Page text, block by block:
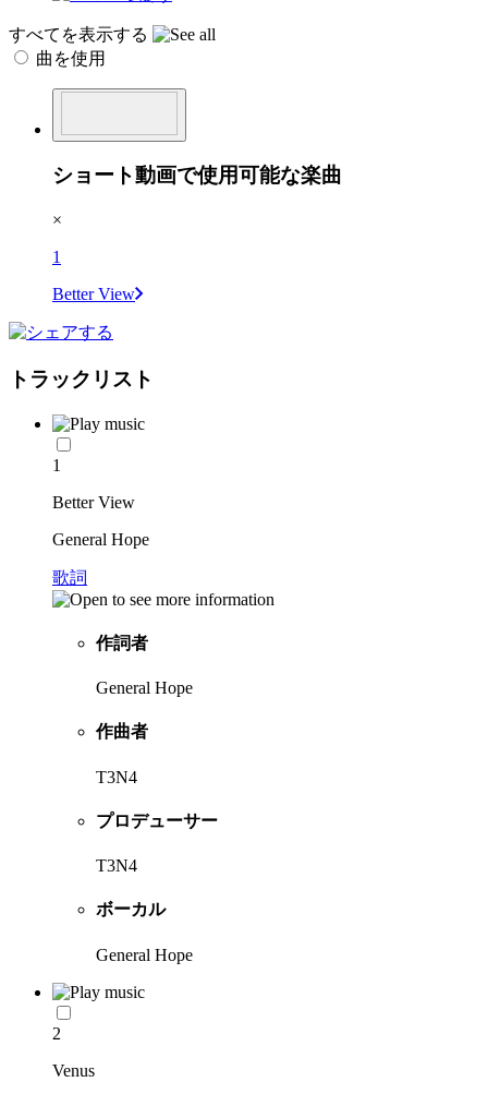
すべてを表示する
曲を使用
ショート動画で使用可能な楽曲
×
1
Better View
トラックリスト
1
Better View
General Hope
歌詞
作詞者
General Hope
作曲者
T3N4
プロデューサー
T3N4
ボーカル
General Hope
2
Venus